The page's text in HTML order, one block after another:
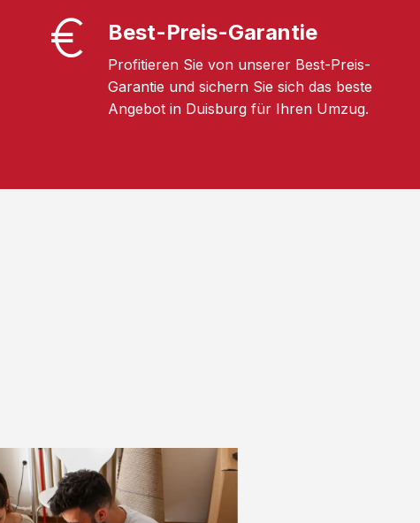
Best-Preis-Garantie
Profitieren Sie von unserer Best-Preis-
Garantie und sichern Sie sich das beste
Angebot in Duisburg für Ihren Umzug.